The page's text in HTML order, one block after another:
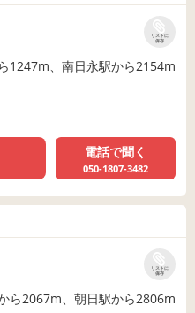
リストに
保存
1247m、南日永駅から2154m
電話で聞く
050-1807-3482
リストに
保存
ら2067m、朝日駅から2806m